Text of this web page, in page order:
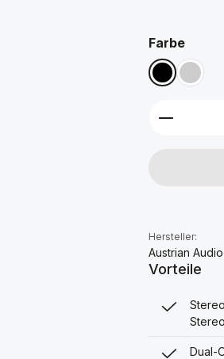
Farbe
SchwarzSilber
Hersteller:
Austrian Audio
Vorteile
Dual-